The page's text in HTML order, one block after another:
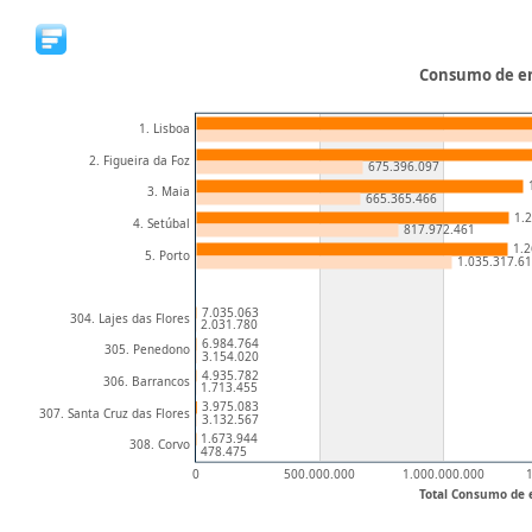
Total Consumo
0 500.000.000 1.000.000.000
1. Lisboa
2. Figueira da Foz
3. Maia
4. Setúbal
5. Porto
304. Lajes das Flores
305. Penedono
306. Barrancos
307. Santa Cruz das Flores
308. Corvo
7.035.063
6.984.764
4.935.782
3.975.083
1.673.944
675.396.097
665.365.466
817.972.461
2.031.780
3.154.020
1.713.455
3.132.567
478.475
Consumo de